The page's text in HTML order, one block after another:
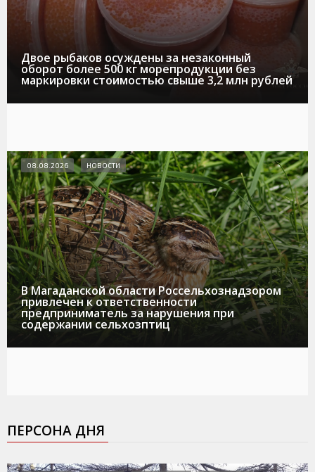
Двое рыбаков осуждены за незаконный
оборот более 500 кг морепродукции без
маркировки стоимостью свыше 3,2 млн рублей
В Магаданской области Россельхознадзором
привлечен к ответственности
предприниматель за нарушения при
содержании сельхозптиц
08.08.2026 НОВОСТИ
ПЕРСОНА ДНЯ